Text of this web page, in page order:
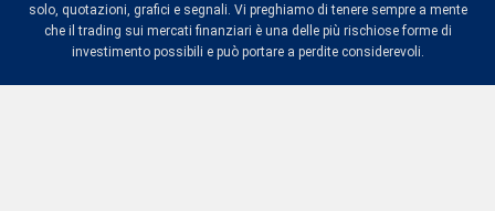
solo, quotazioni, grafici e segnali. Vi preghiamo di tenere sempre a mente
che il trading sui mercati finanziari è una delle più rischiose forme di
investimento possibili e può portare a perdite considerevoli.